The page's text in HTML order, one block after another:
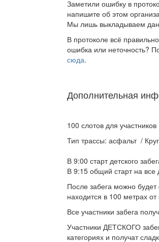
Заметили ошибку в
напишите об этом
Мы лишь выкладываем
В протоколе всё
ошибка или неточность?
сюда.
Дополнительная
100 слотов для участников
Тип трассы: асфальт /
В 9:00 старт детского
В 9:15 общий старт на все
После забега можно будет
находится в 100 метрах от
Все участники забега
Участники ДЕТСКОГО
категориях и получат